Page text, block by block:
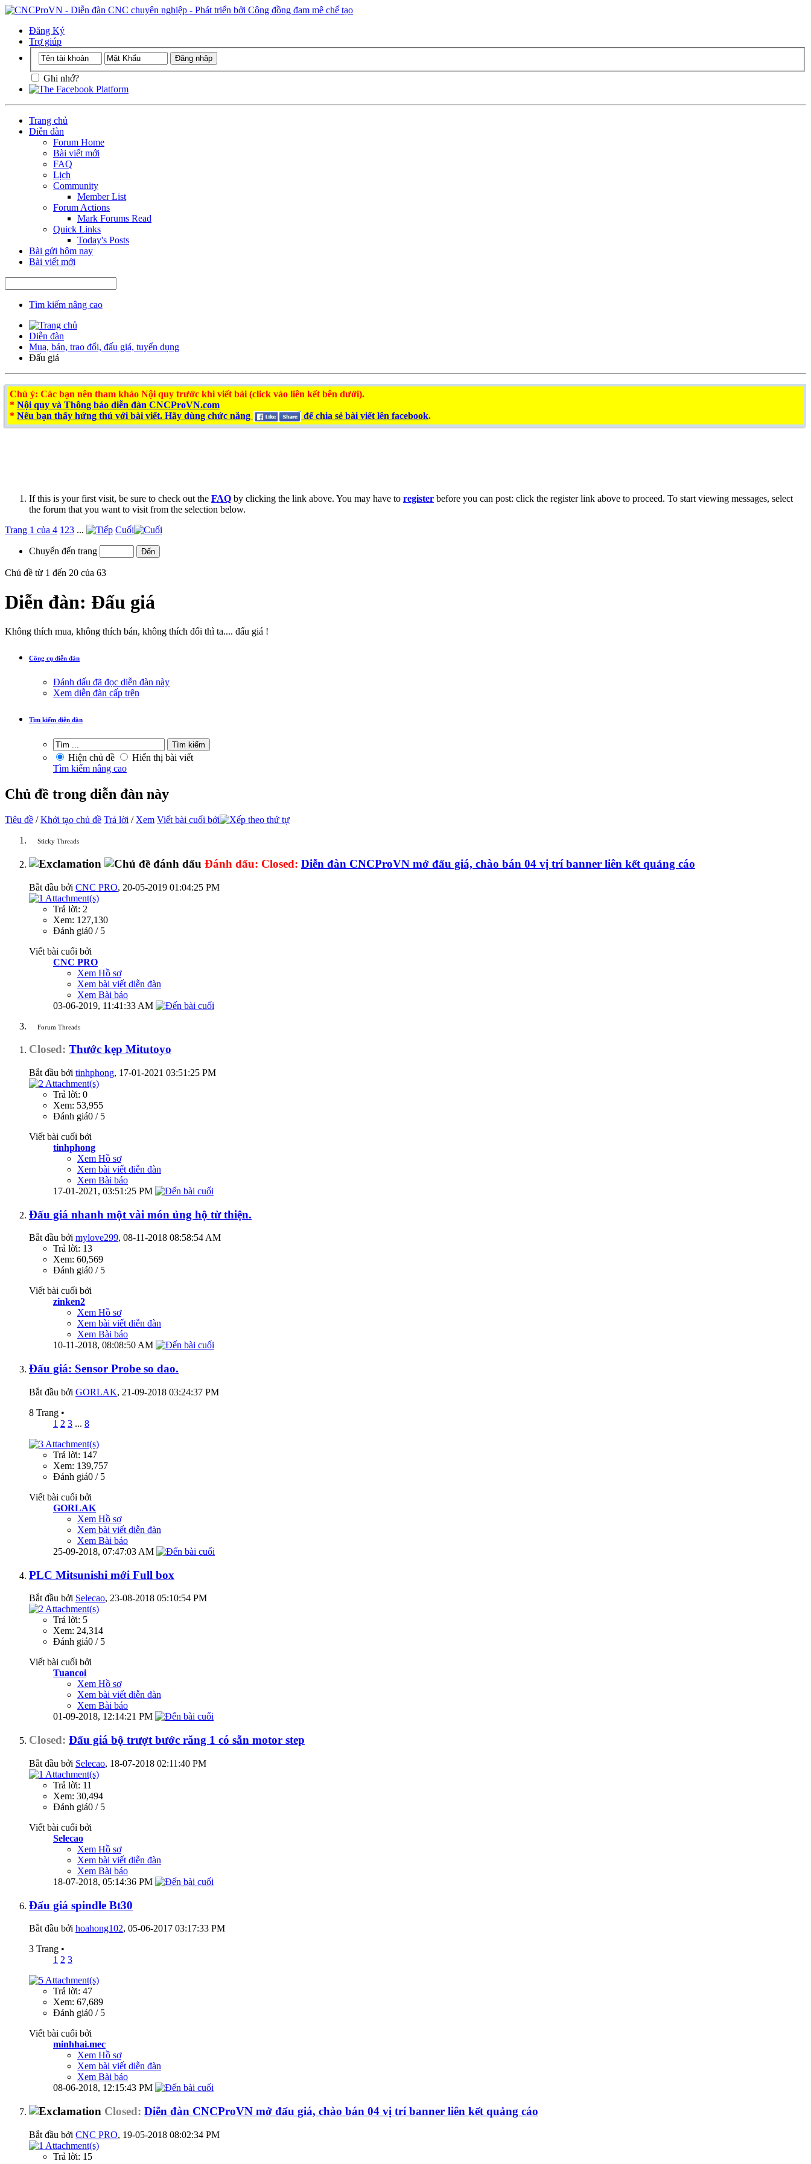
Đăng Ký
Trợ giúp
Ghi nhớ?
Trang chủ
Diễn đàn
Forum Home
Bài viết mới
FAQ
Lịch
Community
Member List
Forum Actions
Mark Forums Read
Quick Links
Today's Posts
Bài gửi hôm nay
Bài viết mới
Tìm kiếm nâng cao
Diễn đàn
Mua, bán, trao đổi, đấu giá, tuyển dụng
Đấu giá
Chú ý: Các bạn nên tham khảo Nội quy trước khi viết bài (click vào liên kết bên dưới).
* Nội quy và Thông báo diễn đàn CNCProVN.com
* Nếu bạn thấy hứng thú với bài viết. Hãy dùng chức năng để chia sẻ bài viết lên facebook.
If this is your first visit, be sure to check out the FAQ by clicking the link above. You may have to register before you can post: click the register link above to proceed. To start viewing messages, select
the forum that you want to visit from the selection below.
Trang 1 của 4 1 23 ... Cuối
Chuyển đến trang
Chủ đề từ 1 đến 20 của 63
Diễn đàn: Đấu giá
Không thích mua, không thích bán, không thích đổi thì ta.... đấu giá !
Công cụ diễn đàn
Đánh dấu đã đọc diễn đàn này
Xem diễn đàn cấp trên
Tìm kiếm diễn đàn
Hiện chủ đề
Hiển thị bài viết
Tìm kiếm nâng cao
Chủ đề trong diễn đàn này
Tiêu đề /Khởi tạo chủ đề Trả lời / Xem Viết bài cuối bởi
Sticky Threads
Đánh dấu: Closed: Diễn đàn CNCProVN mở đấu giá, chào bán 04 vị trí banner liên kết quảng cáo
Bắt đầu bởi CNC PRO‎, 20-05-2019 01:04:25 PM
Trả lời: 2
Xem: 127,130
Đánh giá0 / 5
Viết bài cuối bởi
CNC PRO
Xem Hồ sơ
Xem bài viết diễn đàn
Xem Bài báo
03-06-2019, 11:41:33 AM
Forum Threads
Closed: Thước kẹp Mitutoyo
Bắt đầu bởi tinhphong‎, 17-01-2021 03:51:25 PM
Trả lời: 0
Xem: 53,955
Đánh giá0 / 5
Viết bài cuối bởi
tinhphong
Xem Hồ sơ
Xem bài viết diễn đàn
Xem Bài báo
17-01-2021, 03:51:25 PM
Đấu giá nhanh một vài món ủng hộ từ thiện.
Bắt đầu bởi mylove299‎, 08-11-2018 08:58:54 AM
Trả lời: 13
Xem: 60,569
Đánh giá0 / 5
Viết bài cuối bởi
zinken2
Xem Hồ sơ
Xem bài viết diễn đàn
Xem Bài báo
10-11-2018, 08:08:50 AM
Đấu giá: Sensor Probe so dao.
Bắt đầu bởi GORLAK‎, 21-09-2018 03:24:37 PM
8 Trang •
1 2 3 ... 8
Trả lời: 147
Xem: 139,757
Đánh giá0 / 5
Viết bài cuối bởi
GORLAK
Xem Hồ sơ
Xem bài viết diễn đàn
Xem Bài báo
25-09-2018, 07:47:03 AM
PLC Mitsunishi mới Full box
Bắt đầu bởi Selecao‎, 23-08-2018 05:10:54 PM
Trả lời: 5
Xem: 24,314
Đánh giá0 / 5
Viết bài cuối bởi
Tuancoi
Xem Hồ sơ
Xem bài viết diễn đàn
Xem Bài báo
01-09-2018, 12:14:21 PM
Closed: Đấu giá bộ trượt bước răng 1 có sẵn motor step
Bắt đầu bởi Selecao‎, 18-07-2018 02:11:40 PM
Trả lời: 11
Xem: 30,494
Đánh giá0 / 5
Viết bài cuối bởi
Selecao
Xem Hồ sơ
Xem bài viết diễn đàn
Xem Bài báo
18-07-2018, 05:14:36 PM
Đấu giá spindle Bt30
Bắt đầu bởi hoahong102‎, 05-06-2017 03:17:33 PM
3 Trang •
1 2 3
Trả lời: 47
Xem: 67,689
Đánh giá0 / 5
Viết bài cuối bởi
minhhai.mec
Xem Hồ sơ
Xem bài viết diễn đàn
Xem Bài báo
08-06-2018, 12:15:43 PM
Closed: Diễn đàn CNCProVN mở đấu giá, chào bán 04 vị trí banner liên kết quảng cáo
Bắt đầu bởi CNC PRO‎, 19-05-2018 08:02:34 PM
Trả lời: 15